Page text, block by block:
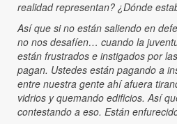
realidad representan? ¿Dónde
Así que si no están saliendo en
no nos desafíen… cuando la
están frustrados e instigados por
pagan. Ustedes están pagando a
entre nuestra gente ahí afuera
vidrios y quemando edificios. Así
contestando a eso. Están